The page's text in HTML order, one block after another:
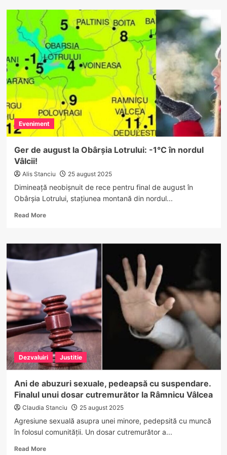
La
Petrimanu
se
construiește
primul
centru
pentru
adicții
din
Vâlcea.
Va
fi
gata
până
mijlocul
viitor
Eveniment
Ger de august la Obârșia Lotrului: -1°C în nordul
Vâlcii!
Alis Stanciu 25 august 2025
Dimineață neobișnuit de rece pentru final de august în
Obârșia Lotrului, stațiunea montană din nordul...
Read MoreRead
Ger
august
-1°C
în
nordul
Vâlcii!
Dezvaluiri Justitie
Ani de abuzuri sexuale, pedeapsă cu suspendare.
Finalul unui dosar cutremurător la Râmnicu Vâlcea
Claudia Stanciu 25 august 2025
Agresiune sexuală asupra unei minore, pedepsită cu muncă
în folosul comunității. Un dosar cutremurător a...
Read MoreRead